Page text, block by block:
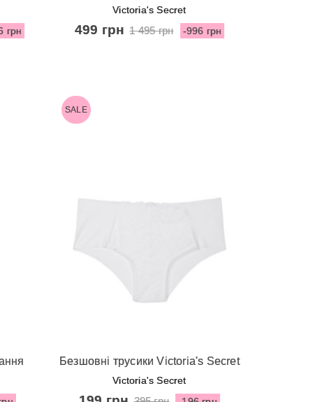
грн
колекції Very Sexy від Victoria's
Secret
Victoria's Secret
499 грн 1 495 грн -996 грн
SALE
Швидкий перегляд
Безшовні трусики Victoria's Secret
- White VS
Victoria's Secret